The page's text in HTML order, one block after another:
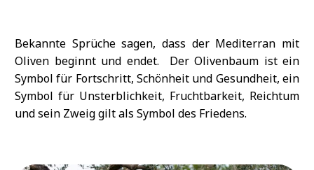
Bekannte Sprüche sagen, dass der Mediterran mit
Oliven beginnt und endet. Der Olivenbaum ist ein
Symbol für Fortschritt, Schönheit und Gesundheit, ein
Symbol für Unsterblichkeit, Fruchtbarkeit, Reichtum
und sein Zweig gilt als Symbol des Friedens.